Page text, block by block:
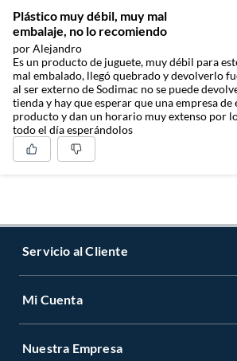
Plástico muy débil, muy mal
embalaje, no lo recomiendo
por Alejandro
Es un producto de juguete, muy débil para
mal embalado, llegó quebrado y devolverlo
al ser externo de Sodimac no se puede
tienda y hay que esperar que una empresa
producto y dan un horario muy extenso por
todo el día esperándolos
Servicio al Cliente
Contáctanos
Mi Cuenta
Registrate
Nuestra Empresa